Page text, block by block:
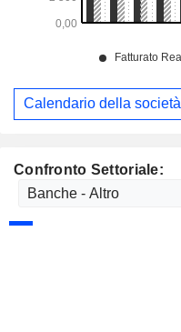
Confronto Settoriale:
Calendario della società